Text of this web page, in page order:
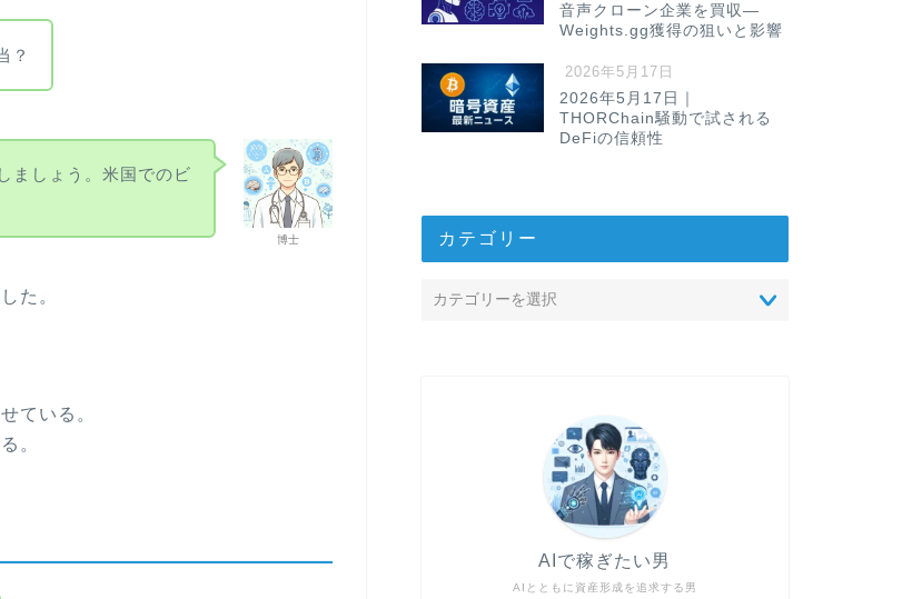
？
博士
ましょう。米国でのビ
た。
ている。
。
音声クローン企業を買収—
Weights.gg獲得の狙いと影響
2026年5月17日
2026年5月17日｜
THORChain騒動で試される
DeFiの信頼性
カテゴリー
AIとともに資産形成を追求する男
AIで稼ぎたい男